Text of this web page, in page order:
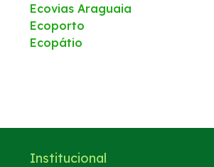
Trabalhe Conosco
Ecovias Araguaia
Ecoporto
Ecopátio
Institucional